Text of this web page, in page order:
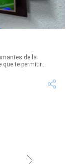
de la
te permitir...